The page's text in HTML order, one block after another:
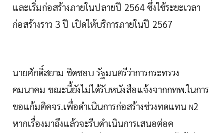
และเริ่มก่อสร้างภายในปลายปี 2564 ซึ่งใช้ระยะเวลา
ก่อสร้างราว 3 ปี เปิดให้บริการภายในปี 2567
นายศักดิ์สยาม ชิดชอบ รัฐมนตรีว่าการกระทรวง
คมนาคม ขณะนี้ยังไม่ได้รับหนังสือแจ้งจากกทพ.ในการ
ขอแก้มติคจร.เพื่อดำเนินการก่อสร้างช่วงทดแทน N2
หากเรื่องมาถึงแล้วจะรีบดำเนินการเสนอต่อค